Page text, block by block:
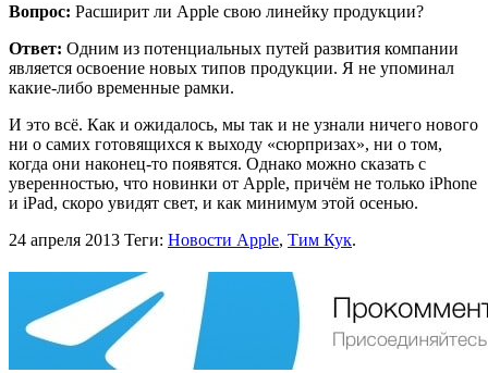
Вопрос: Расширит ли Apple свою линейку продукции?
Ответ: Одним из потенциальных путей развития компании
является освоение новых типов продукции. Я не упоминал
какие-либо временные рамки.
И это всё. Как и ожидалось, мы так и не узнали ничего нового
ни о самих готовящихся к выходу «сюрпризах», ни о том,
когда они наконец-то появятся. Однако можно сказать с
уверенностью, что новинки от Apple, причём не только iPhone
и iPad, скоро увидят свет, и как минимум этой осенью.
24 апреля 2013 Теги: Новости Apple, Тим Кук.